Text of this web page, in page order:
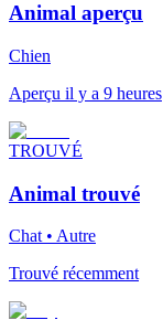
Animal aperçu
Chien
Aperçu il y a 9 heures
TROUVÉ
Animal trouvé
Chat • Autre
Trouvé récemment